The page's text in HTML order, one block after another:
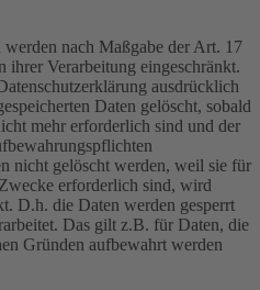
nach Maßgabe der Art. 17
Verarbeitung eingeschränkt.
ausdrücklich
Daten gelöscht, sobald
mehr erforderlich sind und der
nicht gelöscht werden, weil sie für
erforderlich sind, wird
D.h. die Daten werden gesperrt
Das gilt z.B. für Daten, die
Gründen aufbewahrt werden